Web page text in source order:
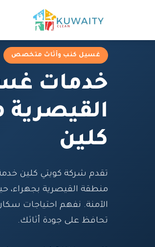
غسيل كنب وأثاث متخصص
خدمات
كلين
تقدم شركة كويتي كلين
منطقة القيصرية بجهراء،
الآمنة. نفهم احتياجات
تحافظ على جودة أثاثك.